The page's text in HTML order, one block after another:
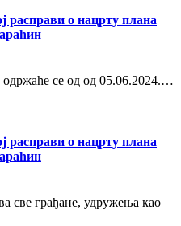
расправи о нацрту плана
се од од 05.06.2024.…
расправи о нацрту плана
све грађане, удружења као